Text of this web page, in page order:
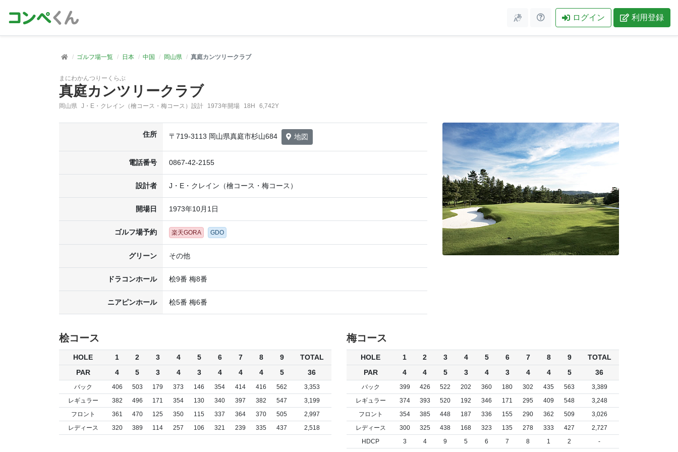
ログイン 利用登録
ゴルフ場一覧 日本 中国 岡山県 真庭カンツリークラブ
まにわかんつりーくらぶ
真庭カンツリークラブ
岡山県 J・E・クレイン（檜コース・梅コース）設計 1973年開場 18H 6,742Y
住所 〒719-3113 岡山県真庭市杉山684 地図
電話番号 0867-42-2155
設計者 J・E・クレイン（檜コース・梅コース）
開場日 1973年10月1日
ゴルフ場予約 楽天GORA GDO
グリーン その他
ドラコンホール 桧9番 梅8番
ニアピンホール 桧5番 梅6番
桧コース
HOLE 1 2 3 4 5 6 7 8 9
TOTAL
PAR
4 5 3 4 3 4 4 4 5 36
バック 406 503 179 373 146 354 414 416 562
3,353
レギュラー
382 496 171 354 130 340 397 382 547
3,199
フロント
361 470 125 350 115 337 364 370 505
2,997
レディース
320 389 114 257 106 321 239 335 437 2,518
梅コース
HOLE 1 2 3 4 5 6 7 8 9
TOTAL
PAR
4 4 5 3 4 3 4 4 5 36
バック 399 426 522 202 360 180 302 435 563
3,389
レギュラー
374 393 520 192 346 171 295 409 548
3,248
フロント
354 385 448 187 336 155 290 362 509
3,026
レディース
300 325 438 168 323 135 278 333 427
2,727
HDCP
3 4 9 5 6 7 8 1 2 -